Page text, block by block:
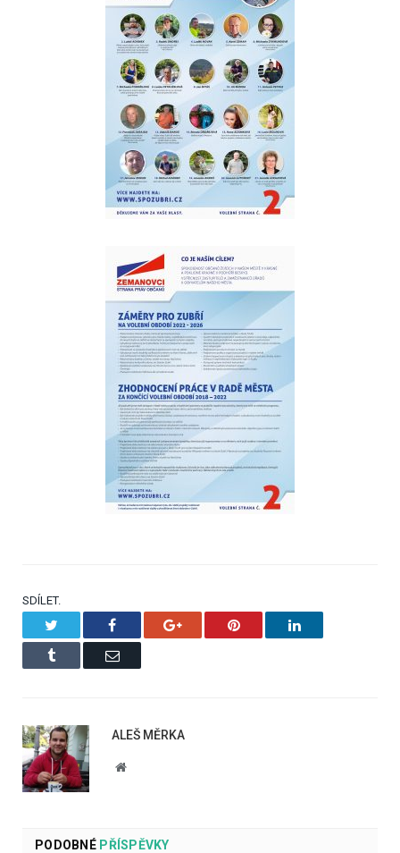
SDÍLET.
Facebook Google+ Pinterest LinkedIn
Tumblr Email
ALEŠ MĚRKA
Website
PODOBNÉPŘÍSPĚVKY